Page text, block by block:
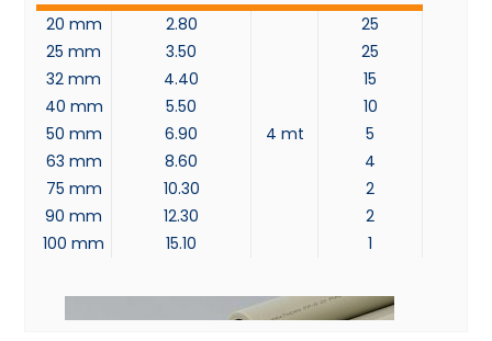
20 mm 2.80
25
25 mm
3.50
25
32 mm
4.40
15
40 mm
5.50
10
50 mm
6.90 4 mt
5
63 mm
8.60
4
75 mm
10.30
2
90 mm
12.30
2
100 mm
15.10 1